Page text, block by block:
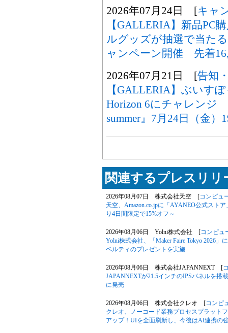
2026年07月24日 [キャ
【GALLERIA】新品PC
ルグッズが抽選で当た
ャンペーン開催 先着
2026年07月21日 [告知
【GALLERIA】ぶいす
Horizon 6にチャレンジ
summer』7月24日（金）
関連するプレスリリ
2026年08月07日 株式会社天空 [コンピュ
天空、Amazon.co.jpに「AYANEO公式スト
り4日間限定で15%オフ～
2026年08月06日 Yolni株式会社 [コンピュ
Yolni株式会社、「Maker Faire Tokyo 2026
ベルティのプレゼントを実施
2026年08月06日 株式会社JAPANNEXT [
JAPANNEXTが21.5インチのIPSパネルを搭
に発売
2026年08月06日 株式会社クレオ [コンピ
クレオ、ノーコード業務プロセスプラット
アップ！UIを全面刷新し、今後はAI連携の